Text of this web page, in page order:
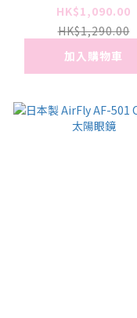
HK$1,090.00
HK$1,290.00
加入購物車